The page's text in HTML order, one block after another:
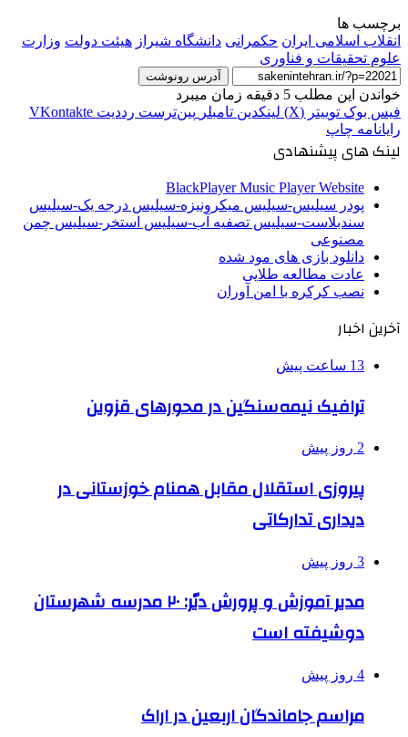
برچسب ها
انقلاب اسلامی ایران حکمرانی دانشگاه شیراز هیئت دولت وزارت
علوم تحقیقات و فناوری
آدرس رونوشت
خواندن این مطلب 5 دقیقه زمان میبرد
فیس بوک توییتر (X) لینکدین ‫تامبلر ‫پین‌ترست ‫رددیت ‫VKontakte
رایانامه چاپ
لینک های پیشنهادی
BlackPlayer Music Player Website
پودر سیلیس-سیلیس میکرونیزه-سیلیس درجه یک-سیلیس
سندبلاست-سیلیس تصفیه آب-سیلیس استخر-سیلیس چمن
مصنوعی
دانلود بازی های مود شده
عادت مطالعه طلایی
نصب کرکره با امن آوران
آخرین اخبار
13 ساعت پیش
ترافیک نیمه‌سنگین در محورهای قزوین
2 روز پیش
پیروزی استقلال مقابل همنام خوزستانی در
دیداری تدارکاتی
3 روز پیش
مدیر آموزش و پرورش دیّر: ۲۰ مدرسه شهرستان
دوشیفته است
4 روز پیش
مراسم جاماندگان اربعین در اراک